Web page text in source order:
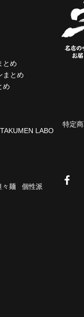
とめ
まとめ
め
TAKUMEN LABO
々麺
個性派
特定